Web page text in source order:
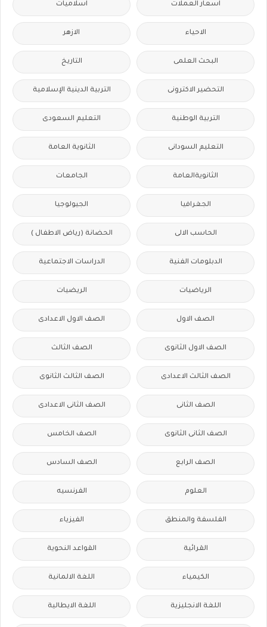
اسعار العملات اسلاميات
الاحياء الازهر
البحث العلمى التاريخ
التحضير الاكترونى التربية الدينية الإسلامية
التربية الوطنية التعليم السعودى
التعليم السودانى الثانوية العامة
الثانويةالعامة الجامعات
الجغرافيا الجيولوجيا
الحاسب الالى الحضانة (رياض الاطفال )
الدبلومات الفنية الدراسات الاجتماعية
الرياضيات الريضيات
الصف الاول الصف الاول الاعدادى
الصف الاول الثانوى الصف الثالث
الصف الثالث الاعدادى الصف الثالث الثانوى
الصف الثانى الصف الثانى الاعدادى
الصف الثانى الثانوى الصف الخامس
الصف الرابع الصف السادس
العلوم الفرنسيه
الفلسفة والمنطق الفيزياء
القرائية القواعد النحوية
الكيمياء اللغة الالمانية
اللغة الانجليزية اللغة الايطالية